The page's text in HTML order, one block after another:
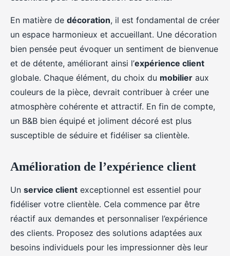
En matière de décoration, il est fondamental de créer
un espace harmonieux et accueillant. Une décoration
bien pensée peut évoquer un sentiment de bienvenue
et de détente, améliorant ainsi l’expérience client
globale. Chaque élément, du choix du mobilier aux
couleurs de la pièce, devrait contribuer à créer une
atmosphère cohérente et attractif. En fin de compte,
un B&B bien équipé et joliment décoré est plus
susceptible de séduire et fidéliser sa clientèle.
Amélioration de l’expérience client
Un service client exceptionnel est essentiel pour
fidéliser votre clientèle. Cela commence par être
réactif aux demandes et personnaliser l’expérience
des clients. Proposez des solutions adaptées aux
besoins individuels pour les impressionner dès leur